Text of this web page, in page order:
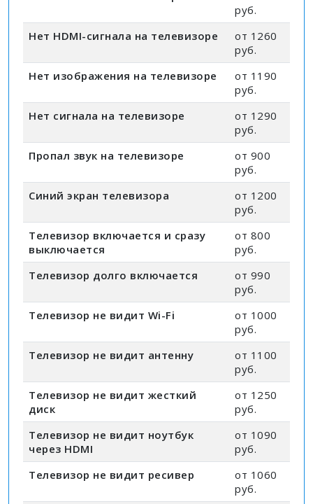
руб.
Нет HDMI-сигнала на телевизоре
от 1260
руб.
Нет изображения на телевизоре
от 1190
руб.
Нет сигнала на телевизоре
от 1290
руб.
Пропал звук на телевизоре
от 900
руб.
Синий экран телевизора
от 1200
руб.
Телевизор включается и сразу
выключается
от 800
руб.
Телевизор долго включается
от 990
руб.
Телевизор не видит Wi-Fi
от 1000
руб.
Телевизор не видит антенну
от 1100
руб.
Телевизор не видит жесткий
диск
от 1250
руб.
Телевизор не видит ноутбук
через HDMI
от 1090
руб.
Телевизор не видит ресивер
от 1060
руб.